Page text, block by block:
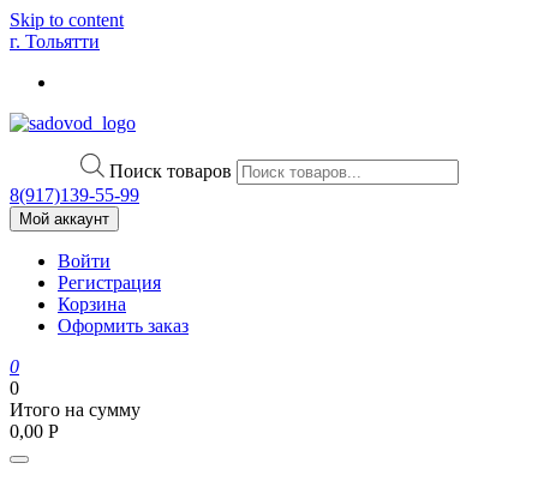
Skip to content
г. Тольятти
Поиск товаров
8(917)139‑55-99
Мой аккаунт
Войти
Регистрация
Корзина
Оформить заказ
0
0
Итого на сумму
0,00 Р